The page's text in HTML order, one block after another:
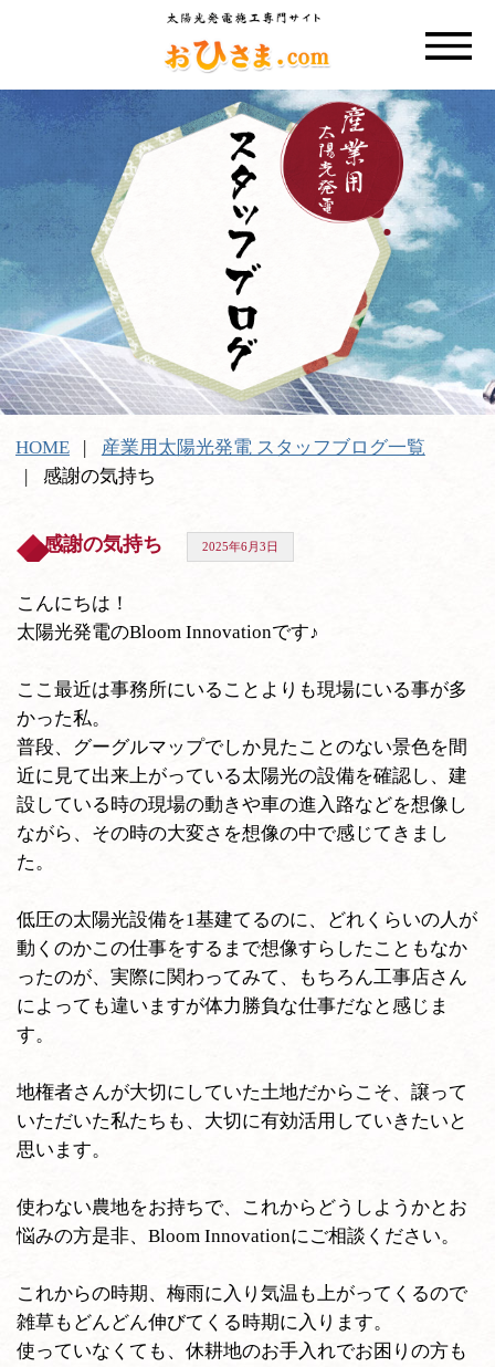
HOME
産業用太陽光発電 スタッフブログ一覧
感謝の気持ち
感謝の気持ち 2025年6月3日
こんにちは！
太陽光発電のBloom Innovationです♪
ここ最近は事務所にいることよりも現場にいる事が多
かった私。
普段、グーグルマップでしか見たことのない景色を間
近に見て出来上がっている太陽光の設備を確認し、建
設している時の現場の動きや車の進入路などを想像し
ながら、その時の大変さを想像の中で感じてきまし
た。
低圧の太陽光設備を1基建てるのに、どれくらいの人が
動くのかこの仕事をするまで想像すらしたこともなか
ったのが、実際に関わってみて、もちろん工事店さん
によっても違いますが体力勝負な仕事だなと感じま
す。
地権者さんが大切にしていた土地だからこそ、譲って
いただいた私たちも、大切に有効活用していきたいと
思います。
使わない農地をお持ちで、これからどうしようかとお
悩みの方是非、Bloom Innovationにご相談ください。
これからの時期、梅雨に入り気温も上がってくるので
雑草もどんどん伸びてくる時期に入ります。
使っていなくても、休耕地のお手入れでお困りの方も